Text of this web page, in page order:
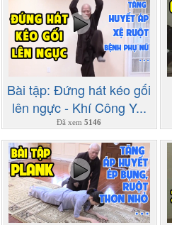
Bài tập: Đứng hát kéo gối
lên ngực - Khí Công Y...
Đã xem5146